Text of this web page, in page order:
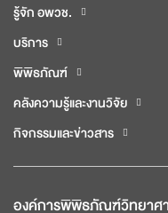
รู้จัก อพวช.
บริการ
พิพิธภัณฑ์
คลังความรู้และงานวิจัย
กิจกรรมและข่าวสาร
องค์การพิพิธภัณฑ์วิทยาศ